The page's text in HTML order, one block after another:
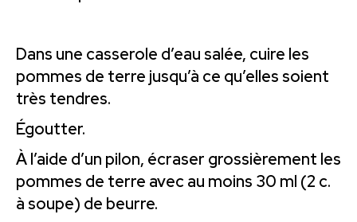
Dans une casserole d’eau salée, cuire les
pommes de terre jusqu’à ce qu’elles soient
très tendres.
Égoutter.
À l’aide d’un pilon, écraser grossièrement les
pommes de terre avec au moins 30 ml (2 c.
à soupe) de beurre.